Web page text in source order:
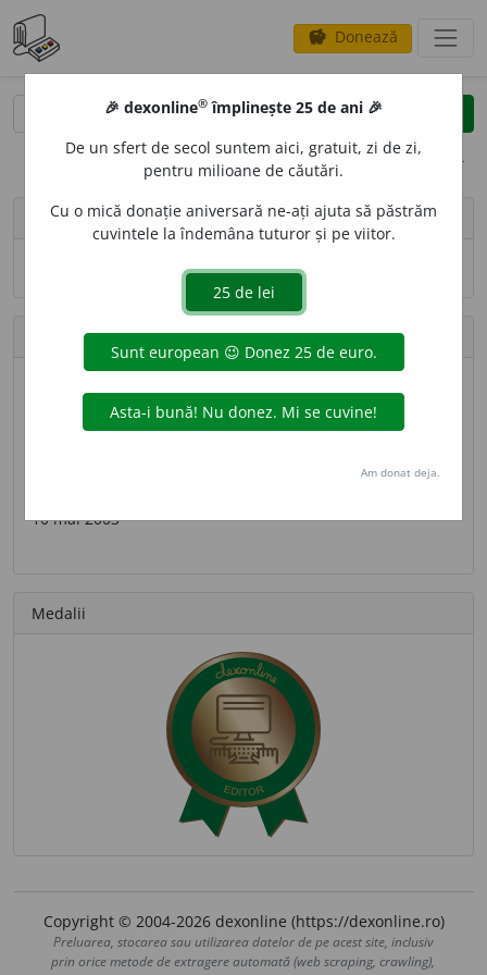
savings Donează
opțiuni
person vbrandl
Numele și adresa de e-mail nu sînt vizibile.
Contribuții
25 (locul 136)
10 mai 2003
Medalii
Copyright © 2004-2026 dexonline (https://dexonline.ro)
Preluarea, stocarea sau utilizarea datelor de pe acest site, inclusiv
prin orice metode de extragere automată (web scraping, crawling),
🎉 dexonline® împlinește 25 de ani 🎉
De un sfert de secol suntem aici, gratuit, zi de zi,
pentru milioane de căutări.
Cu o mică donație aniversară ne-ați ajuta să păstrăm
cuvintele la îndemâna tuturor și pe viitor.
Am donat deja.